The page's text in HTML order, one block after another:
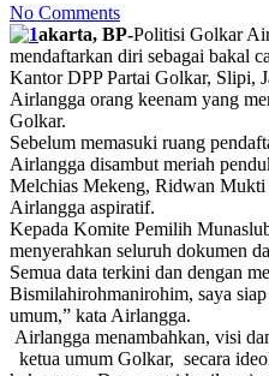
No Comments
akarta, BP-Politisi Golkar
mendaftarkan diri sebagai bakal
Kantor DPP Partai Golkar, Slipi,
Airlangga orang keenam yang
Golkar.
Sebelum memasuki ruang
Airlangga disambut meriah
Melchias Mekeng, Ridwan Mukti
Airlangga aspiratif.
Kepada Komite Pemilih
menyerahkan seluruh dokumen
Semua data terkini dan dengan
Bismilahirohmanirohim, saya
umum,” kata Airlangga.
Airlangga menambahkan, visi
ketua umum Golkar, secara